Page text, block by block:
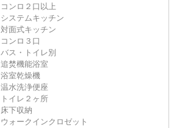
コンロ２口以上
システムキッチン
対面式キッチン
コンロ３口
バス・トイレ別
追焚機能浴室
浴室乾燥機
温水洗浄便座
トイレ２ヶ所
床下収納
ウォークインクロゼット